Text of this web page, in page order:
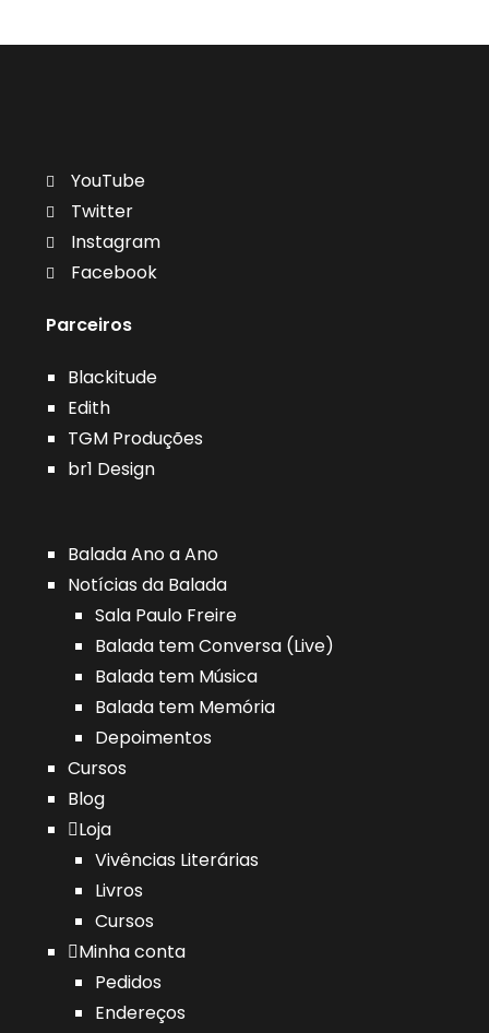
YouTube
Twitter
Instagram
Facebook
Parceiros
Blackitude
Edith
TGM Produções
br1 Design
Balada Ano a Ano
Notícias da Balada
Sala Paulo Freire
Balada tem Conversa (Live)
Balada tem Música
Balada tem Memória
Depoimentos
Cursos
Blog
Loja
Vivências Literárias
Livros
Cursos
Minha conta
Pedidos
Endereços